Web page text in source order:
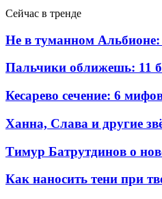
Сейчас в тренде
Не в туманном
Пальчики оближешь: 11
Кесарево сечение: 6
Ханна, Слава и другие
Тимур Батрутдинов о
Как наносить тени при